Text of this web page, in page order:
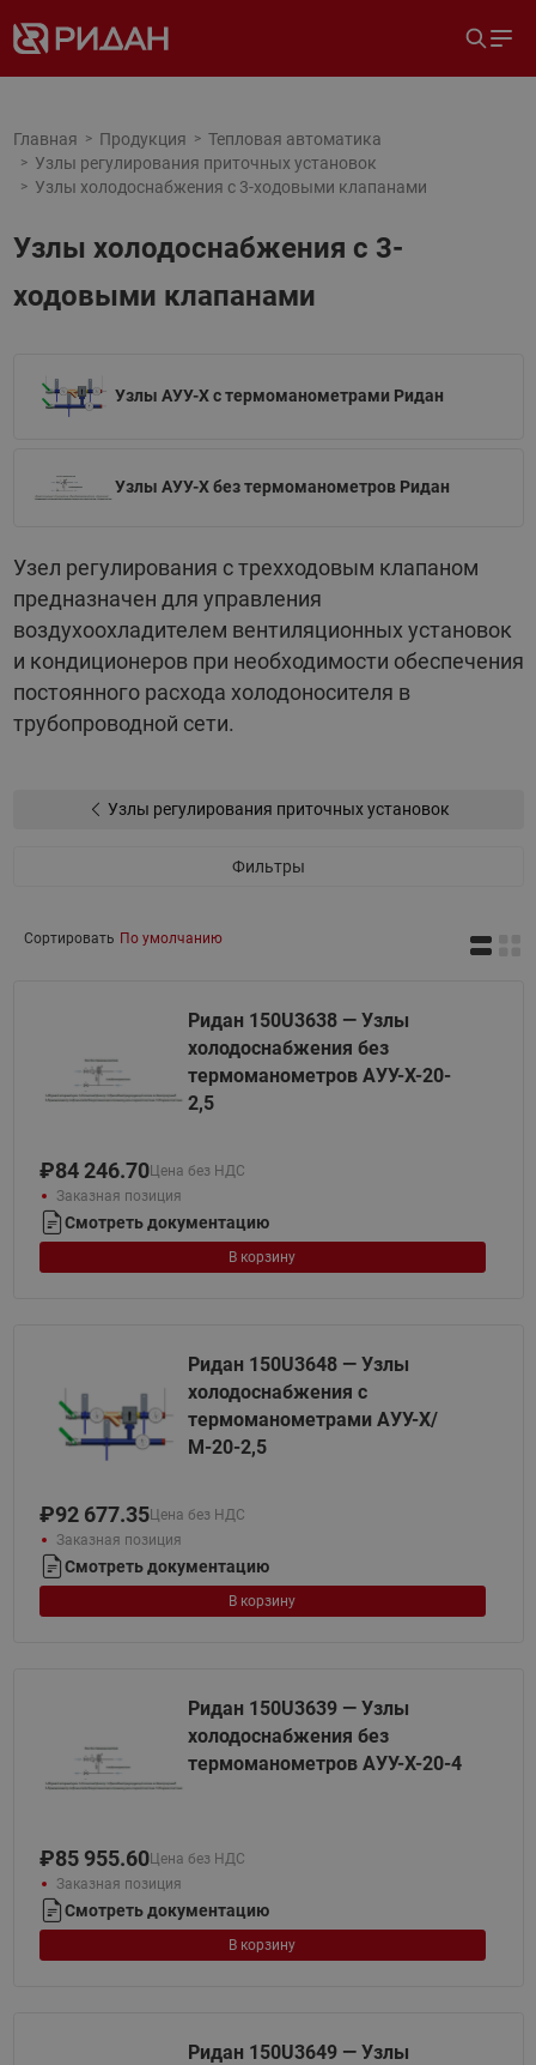
Главная Продукция
Тепловая автоматика
Узлы регулирования приточных установок
Узлы холодоснабжения с 3-ходовыми клапанами
Узлы холодоснабжения с 3-
ходовыми клапанами
Узлы АУУ-Х с термоманометрами Ридан
Узлы АУУ-Х без термоманометров Ридан
Узел регулирования с трехходовым клапаном
предназначен для управления
воздухоохладителем вентиляционных установок
и кондиционеров при необходимости обеспечения
постоянного расхода холодоносителя в
трубопроводной сети.
Узлы регулирования приточных установок
Фильтры
Сортировать По умолчанию
Ридан 150U3638 — Узлы
холодоснабжения без
термоманометров АУУ-Х-20-
2,5
₽84 246.70Цена без НДС
Заказная позиция
Смотреть документацию
В корзину
Ридан 150U3648 — Узлы
холодоснабжения с
термоманометрами АУУ-Х/
М-20-2,5
₽92 677.35Цена без НДС
Заказная позиция
Смотреть документацию
В корзину
Ридан 150U3639 — Узлы
холодоснабжения без
термоманометров АУУ-Х-20-4
₽85 955.60Цена без НДС
Заказная позиция
Смотреть документацию
В корзину
Ридан 150U3649 — Узлы